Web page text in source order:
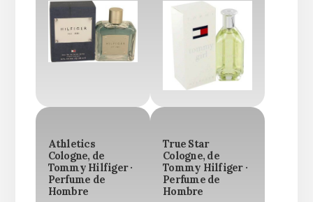
Athletics
Cologne, de
Tommy Hilfiger ·
Perfume de
Hombre
True Star
Cologne, de
Tommy Hilfiger ·
Perfume de
Hombre